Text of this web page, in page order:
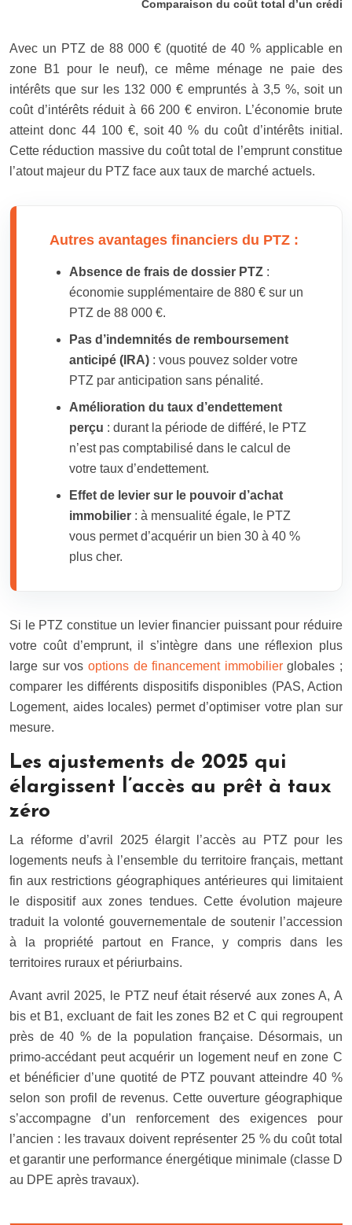
Comparaison du coût total d’un crédit
Avec un PTZ de 88 000 € (quotité de 40 % applicable en
zone B1 pour le neuf), ce même ménage ne paie des
intérêts que sur les 132 000 € empruntés à 3,5 %, soit un
coût d’intérêts réduit à 66 200 € environ. L’économie brute
atteint donc 44 100 €, soit 40 % du coût d’intérêts initial.
Cette réduction massive du coût total de l’emprunt constitue
l’atout majeur du PTZ face aux taux de marché actuels.
Autres avantages financiers du PTZ :
Absence de frais de dossier PTZ :
économie supplémentaire de 880 € sur un
PTZ de 88 000 €.
Pas d’indemnités de remboursement
anticipé (IRA) : vous pouvez solder votre
PTZ par anticipation sans pénalité.
Amélioration du taux d’endettement
perçu : durant la période de différé, le PTZ
n’est pas comptabilisé dans le calcul de
votre taux d’endettement.
Effet de levier sur le pouvoir d’achat
immobilier : à mensualité égale, le PTZ
vous permet d’acquérir un bien 30 à 40 %
plus cher.
Si le PTZ constitue un levier financier puissant pour réduire
votre coût d’emprunt, il s’intègre dans une réflexion plus
large sur vos options de financement immobilierglobales ;
comparer les différents dispositifs disponibles (PAS, Action
Logement, aides locales) permet d’optimiser votre plan sur
mesure.
Les ajustements de 2025 qui
élargissent l’accès au prêt à taux
zéro
La réforme d’avril 2025 élargit l’accès au PTZ pour les
logements neufs à l’ensemble du territoire français, mettant
fin aux restrictions géographiques antérieures qui limitaient
le dispositif aux zones tendues. Cette évolution majeure
traduit la volonté gouvernementale de soutenir l’accession
à la propriété partout en France, y compris dans les
territoires ruraux et périurbains.
Avant avril 2025, le PTZ neuf était réservé aux zones A, A
bis et B1, excluant de fait les zones B2 et C qui regroupent
près de 40 % de la population française. Désormais, un
primo-accédant peut acquérir un logement neuf en zone C
et bénéficier d’une quotité de PTZ pouvant atteindre 40 %
selon son profil de revenus. Cette ouverture géographique
s’accompagne d’un renforcement des exigences pour
l’ancien : les travaux doivent représenter 25 % du coût total
et garantir une performance énergétique minimale (classe D
au DPE après travaux).